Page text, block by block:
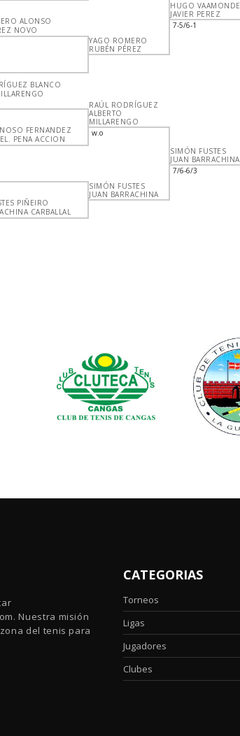
ALONSO
NOVO
BLANCO
FERNANDEZ
PENA ACCION
PIÑEIRO
CARBALLAL
YAGO ROMERO
RUBÉN PÉREZ
RAÚL RODRÍGUEZ
ALBERTO
MILLARENGO
w.o
SIMÓN FUSTES
JUAN BARRACHINA
HUGO VAAMONDE
JAVIER PEREZ
7-5/6-1
SIMÓN FUSTES
JUAN BARRACHINA
7/6-6/3
Nuestra misión
del tenis para
CATEGORIAS
Torneos
Ligas
Jugadores
Clubes